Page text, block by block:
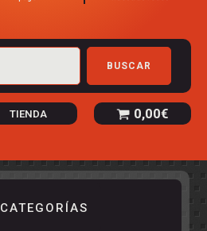
BUSCAR
TIENDA 0,00€
CATEGORÍAS